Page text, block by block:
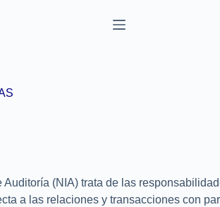
(NIA) trata de las
a las relaciones y transacciones con